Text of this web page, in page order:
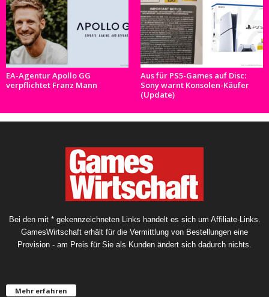
EA-Agentur Apollo GG
verpflichtet Franz Mann
Aus für PS5-Games auf Disc:
Sony warnt Konsolen-Käufer
(Update)
Bei den mit * gekennzeichneten Links handelt es sich um Affiliate-Links.
GamesWirtschaft erhält für die Vermittlung von Bestellungen eine
Provision - am Preis für Sie als Kunden ändert sich dadurch nichts.
Mehr erfahren